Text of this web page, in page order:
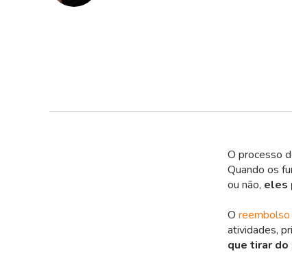
O processo
Quando os
ou não, eles
O reembolso
atividades,
que tirar